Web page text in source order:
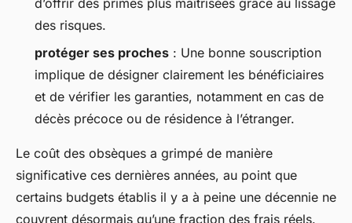
d’offrir des primes plus maîtrisées grâce au lissage
des risques.
protéger ses proches : Une bonne souscription
implique de désigner clairement les bénéficiaires
et de vérifier les garanties, notamment en cas de
décès précoce ou de résidence à l’étranger.
Le coût des obsèques a grimpé de manière
significative ces dernières années, au point que
certains budgets établis il y a à peine une décennie ne
couvrent désormais qu’une fraction des frais réels.